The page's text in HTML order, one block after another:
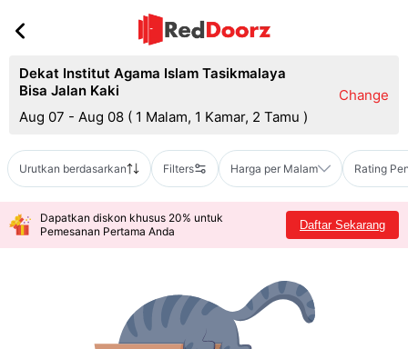
Dekat Institut Agama Islam Tasikmalaya
Bisa Jalan Kaki
Aug 07 - Aug 08 ( 1 Malam, 1 Kamar, 2 Tamu )
Change
Urutkan berdasarkan Filters Harga per Malam Rating
Dapatkan diskon khusus 20% untuk
Pemesanan Pertama Anda
Daftar Sekarang